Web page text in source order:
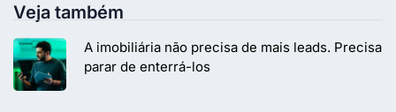
Veja também
A imobiliária não precisa de mais leads. Precisa
parar de enterrá-los